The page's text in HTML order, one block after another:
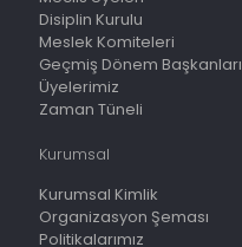
Disiplin Kurulu
Meslek Komiteleri
Geçmiş Dönem Başkanları
Üyelerimiz
Zaman Tüneli
Kurumsal
Kurumsal Kimlik
Organizasyon Şeması
Politikalarımız